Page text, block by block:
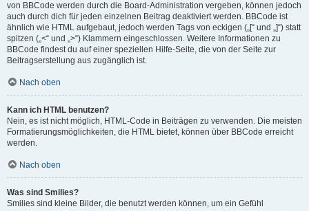
von BBCode werden durch die Board-Administration vergeben, können jedoch
auch durch dich für jeden einzelnen Beitrag deaktiviert werden. BBCode ist
ähnlich wie HTML aufgebaut, jedoch werden Tags von eckigen („[“ und „]“) statt
spitzen („<“ und „>“) Klammern eingeschlossen. Weitere Informationen zu
BBCode findest du auf einer speziellen Hilfe-Seite, die von der Seite zur
Beitragserstellung aus zugänglich ist.
Nach oben
Kann ich HTML benutzen?
Nein, es ist nicht möglich, HTML-Code in Beiträgen zu verwenden. Die meisten
Formatierungsmöglichkeiten, die HTML bietet, können über BBCode erreicht
werden.
Nach oben
Was sind Smilies?
Smilies sind kleine Bilder, die benutzt werden können, um ein Gefühl